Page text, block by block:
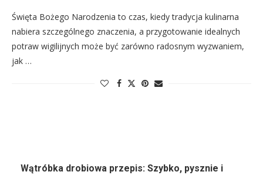
Święta Bożego Narodzenia to czas, kiedy tradycja kulinarna
nabiera szczególnego znaczenia, a przygotowanie idealnych
potraw wigilijnych może być zarówno radosnym wyzwaniem,
jak …
Wątróbka drobiowa przepis: Szybko, pysznie i